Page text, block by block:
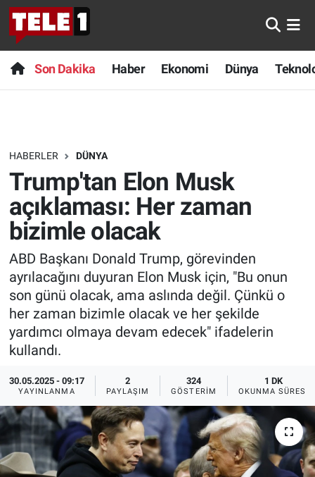
Son Dakika Haber Ekonomi Dünya
HABERLER DÜNYA
Trump'tan Elon Musk
açıklaması: Her zaman
bizimle olacak
ABD Başkanı Donald Trump, görevinden
ayrılacağını duyuran Elon Musk için, "Bu onun
son günü olacak, ama aslında değil. Çünkü o
her zaman bizimle olacak ve her şekilde
yardımcı olmaya devam edecek" ifadelerin
kullandı.
30.05.2025 - 09:17
YAYINLANMA
2
PAYLAŞIM
324
GÖSTERIM
1 DK
OKUNMA SÜRESI
Anında Manşet
Başka Sohbetler
Bilim turu
Bilim ve Teknoloji Evreni
Doğa Konuşuyor
Dünya
Ege Saati
Ege'den Esintiler
Eğitim
Eğlence
Ekonomi
Son Dakika
Haber
Dünya
Teknoloji
Sağlık
Spor
Yayın Akışı
İletişim
Nöbetçi Eczaneler
Hava Durumu
Trafik Durumu
Süper Lig Puan Durumu ve Fikstür
Tüm Manşetler
Son Dakika Haberleri
Haber Arşivi